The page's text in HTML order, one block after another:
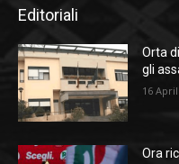
Editoriali
Orta
gli
16
Ora